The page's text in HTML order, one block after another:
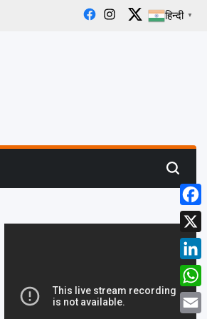
Facebook
Instagram
X हिन्दी ▼
Search
X